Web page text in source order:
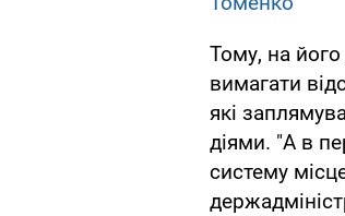
Тому, на
вимагати
які
діями. "А в
систему